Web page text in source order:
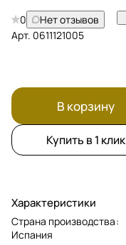
0
Нет отзывов
Арт. 0611121005
В корзину
Купить в 1 клик
Характеристики
Страна производства:
Испания